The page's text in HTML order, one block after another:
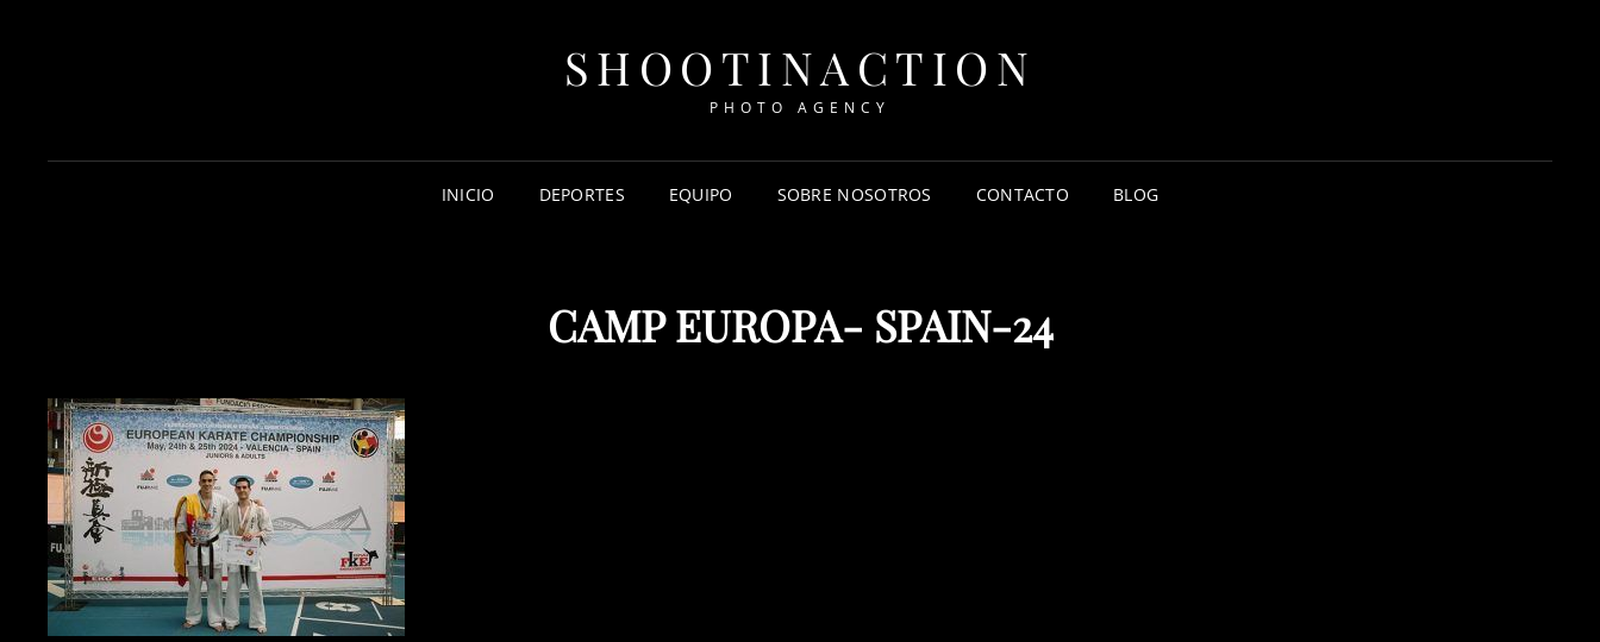
SHOOTINACTION
PHOTO AGENCY
INICIO DEPORTES EQUIPO SOBRE NOSOTROS CONTACTO BLOG
CAMP EUROPA- SPAIN-24